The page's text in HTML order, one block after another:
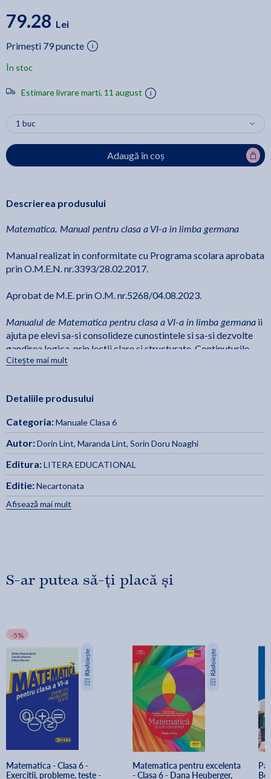
79.28 Lei
Primești 79 puncte
În stoc
Estimare livrare marti, 11 august
Adaugă în coș
Descrierea produsului
Matematica. Manual pentru clasa a VI-a in limba germana
Manual realizat in conformitate cu Programa scolara aprobata
prin O.M.E.N. nr.3393/28.02.2017.
Aprobat de M.E. prin O.M. nr.5268/04.08.2023.
Manualul de Matematica pentru clasa a VI-a in limba germana ii
ajuta pe elevi sa-si consolideze cunostintele si sa-si dezvolte
gandirea logica, prin lectii clare si structurate. Continuturile
sunt prezentate gradual, cu explicatii accesibile, exemple
activitati de lucru individual si in echipa, incurajand
curiozitatea, perseverenta si spiritul analitic. Astfel, elevii
descopera matematica nu doar ca disciplina teoretica, ci si ca
instrument esential pentru rezolvarea problemelor si
intelegerea lumii din jur.
Citește mai mult
Detaliile produsului
Categoria:Manuale Clasa 6
Autor:Dorin Lint, Maranda Lint, Sorin Doru Noaghi
Editura:LITERA EDUCATIONAL
Editie:Necartonata
Afisează mai mult
S-ar putea să-ți placă și
-5%
Matematica - Clasa 6 -
Exercitii, probleme, teste -
Matematica pentru excelenta
- Clasa 6 - Dana Heuberger,